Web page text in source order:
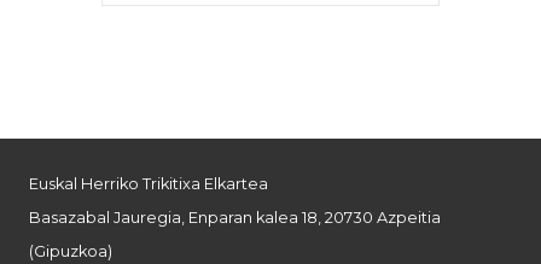
Euskal Herriko Trikitixa Elkartea
Basazabal Jauregia, Enparan kalea 18, 20730 Azpeitia
(Gipuzkoa)